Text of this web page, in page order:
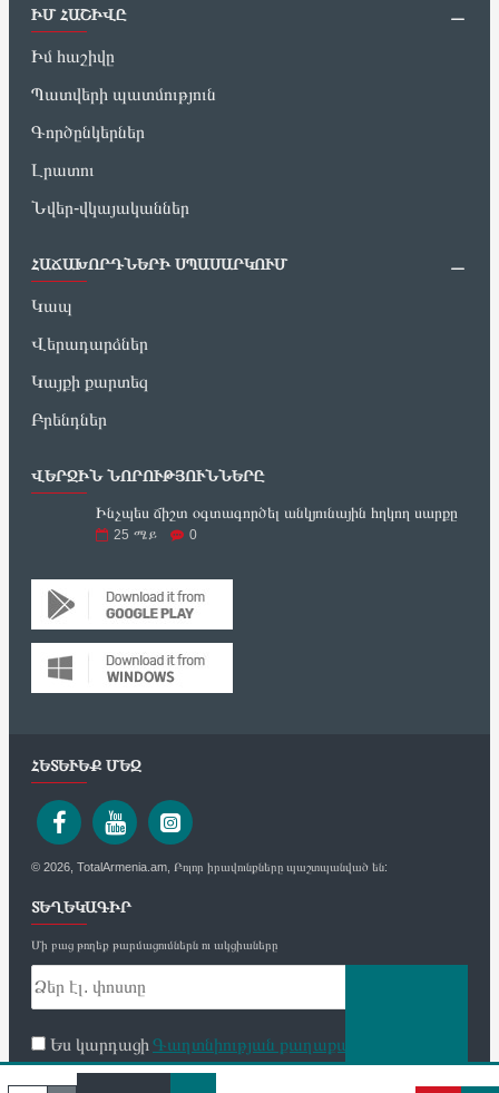
ԻՄ ՀԱՇԻՎԸ
Իմ հաշիվը
Պատվերի պատմություն
Գործընկերներ
Լրատու
Նվեր-վկայականներ
ՀԱՃԱԽՈՐԴՆԵՐԻ ՍՊԱՍԱՐԿՈՒՄ
Կապ
Վերադարձներ
Կայքի քարտեզ
Բրենդներ
ՎԵՐՋԻՆ ՆՈՐՈՒԹՅՈՒՆՆԵՐԸ
Ինչպես ճիշտ օգտագործել անկյունային հղկող սարքը
25 ሜይ 0
ՀԵՏԵՒԵՔ ՄԵԶ
© 2026, TotalArmenia.am, Բոլոր իրավունքները պաշտպանված են:
ՏԵՂԵԿԱԳԻՐ
Մի բաց թողեք թարմացումներն ու ակցիաները
ՈՒՂԱՐԿԵԼ
Ես կարդացի Գաղտնիության քաղաքականություն
համաձայն եմ